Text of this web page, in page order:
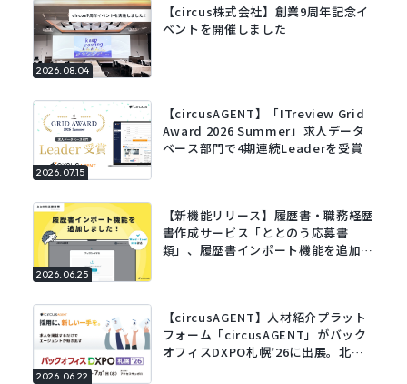
2026.08.04
【circus株式会社】創業9周年記念イ
ベントを開催しました
2026.07.15
【circusAGENT】「ITreview Grid
Award 2026 Summer」求人データ
ベース部門で4期連続Leaderを受賞
2026.06.25
【新機能リリース】履歴書・職務経歴
書作成サービス「ととのう応募書
類」、履歴書インポート機能を追加。
2026.06.22
【circusAGENT】人材紹介プラット
フォーム「circusAGENT」がバック
オフィスDXPO札幌’26に出展。北海